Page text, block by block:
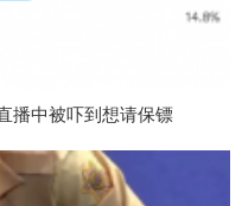
播中被吓到想请保镖